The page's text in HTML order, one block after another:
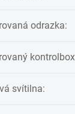
odrazka:
kontrolbox
svítilna: